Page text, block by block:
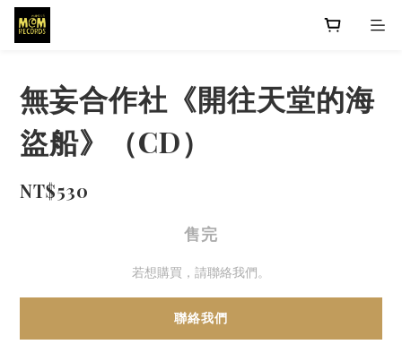
無妄合作社《開往天堂的海
盜船》（CD）
NT$530
售完
若想購買，請聯絡我們。
聯絡我們